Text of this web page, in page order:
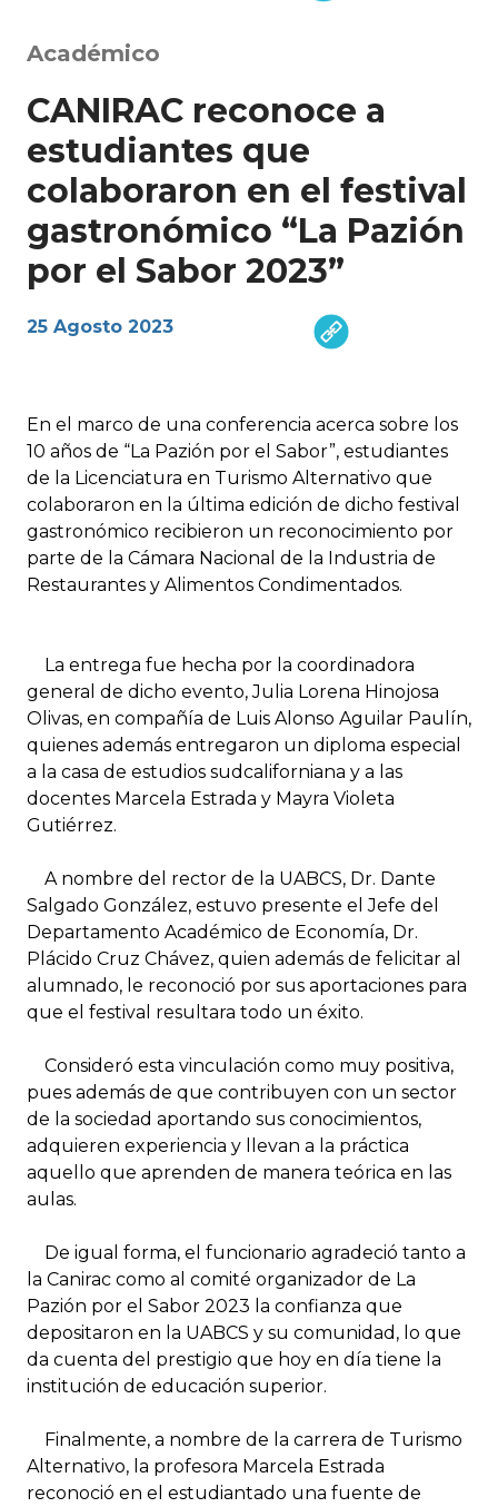
Académico
CANIRAC reconoce a
estudiantes que
colaboraron en el festival
gastronómico “La Pazión
por el Sabor 2023”
25 Agosto 2023
En el marco de una conferencia acerca sobre los
10 años de “La Pazión por el Sabor”, estudiantes
de la Licenciatura en Turismo Alternativo que
colaboraron en la última edición de dicho festival
gastronómico recibieron un reconocimiento por
parte de la Cámara Nacional de la Industria de
Restaurantes y Alimentos Condimentados.
La entrega fue hecha por la coordinadora
general de dicho evento, Julia Lorena Hinojosa
Olivas, en compañía de Luis Alonso Aguilar Paulín,
quienes además entregaron un diploma especial
a la casa de estudios sudcaliforniana y a las
docentes Marcela Estrada y Mayra Violeta
Gutiérrez.
A nombre del rector de la UABCS, Dr. Dante
Salgado González, estuvo presente el Jefe del
Departamento Académico de Economía, Dr.
Plácido Cruz Chávez, quien además de felicitar al
alumnado, le reconoció por sus aportaciones para
que el festival resultara todo un éxito.
Consideró esta vinculación como muy positiva,
pues además de que contribuyen con un sector
de la sociedad aportando sus conocimientos,
adquieren experiencia y llevan a la práctica
aquello que aprenden de manera teórica en las
aulas.
De igual forma, el funcionario agradeció tanto a
la Canirac como al comité organizador de La
Pazión por el Sabor 2023 la confianza que
depositaron en la UABCS y su comunidad, lo que
da cuenta del prestigio que hoy en día tiene la
institución de educación superior.
Finalmente, a nombre de la carrera de Turismo
Alternativo, la profesora Marcela Estrada
reconoció en el estudiantado una fuente de